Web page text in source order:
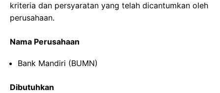
kriteria dan persyaratan yang telah dicantumkan oleh
perusahaan.
Nama Perusahaan
Bank Mandiri (BUMN)
Dibutuhkan